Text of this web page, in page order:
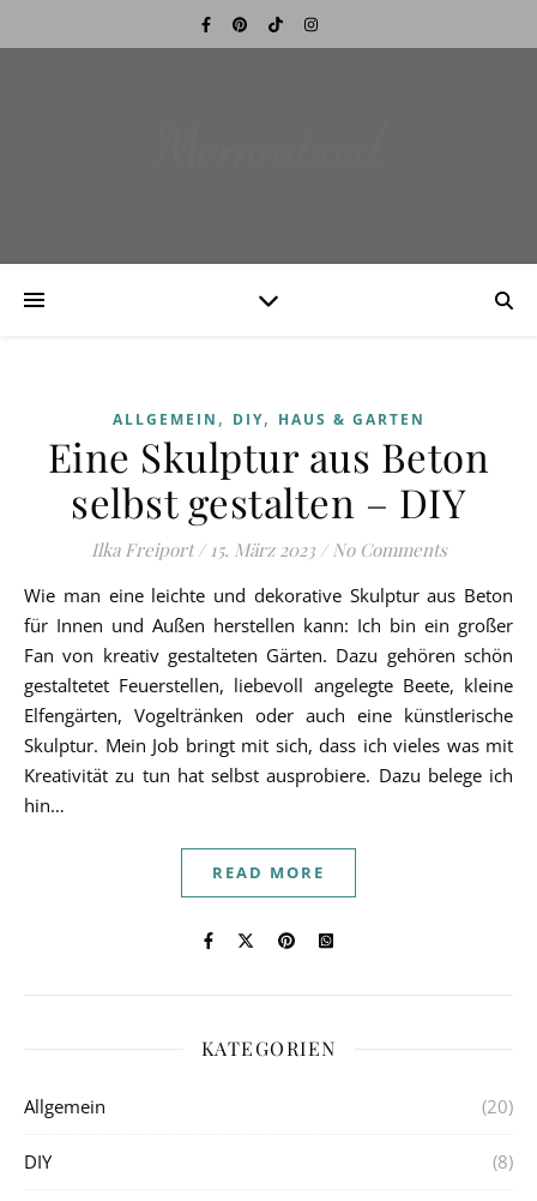
ALLGEMEIN , DIY, HAUS & GARTEN
Eine Skulptur aus Beton
selbst gestalten – DIY
Ilka Freiport / 15. März 2023 / No Comments
Wie man eine leichte und dekorative Skulptur aus Beton
für Innen und Außen herstellen kann: Ich bin ein großer
Fan von kreativ gestalteten Gärten. Dazu gehören schön
gestaltetet Feuerstellen, liebevoll angelegte Beete, kleine
Elfengärten, Vogeltränken oder auch eine künstlerische
Skulptur. Mein Job bringt mit sich, dass ich vieles was mit
Kreativität zu tun hat selbst ausprobiere. Dazu belege ich
hin…
READ MORE
KATEGORIEN
Allgemein (20)
DIY (8)